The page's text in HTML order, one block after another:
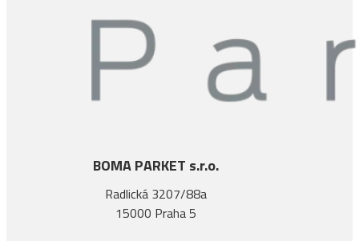
BOMA PARKET s.r.o.
Radlická 3207/88a
15000 Praha 5